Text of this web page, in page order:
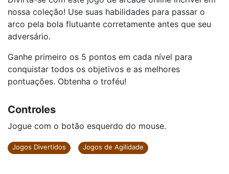
nossa coleção! Use suas habilidades para passar o
arco pela bola flutuante corretamente antes que seu
adversário.
Ganhe primeiro os 5 pontos em cada nível para
conquistar todos os objetivos e as melhores
pontuações. Obtenha o troféu!
Controles
Jogue com o botão esquerdo do mouse.
Jogos Divertidos Jogos de Agilidade